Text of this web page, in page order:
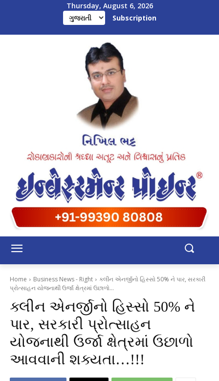
Thursday, August 6, 2026
Subscription
Home Business News - Right
ક્લીન એનર્જીનો હિસ્સો 50% ને પાર, સરકારી
પ્રોત્સાહન યોજનાથી ઉર્જા ક્ષેત્રમાં ઉછાળો...
ક્લીન એનર્જીનો હિસ્સો 50% ને
પાર, સરકારી પ્રોત્સાહન
યોજનાથી ઉર્જા ક્ષેત્રમાં ઉછાળો
આવવાની શક્યતા…!!!